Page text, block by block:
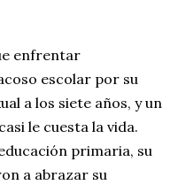
enfrentar
escolar por su
a los siete años, y un
le cuesta la vida.
primaria, su
a abrazar su